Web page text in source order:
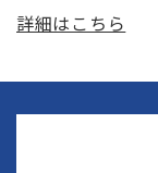
詳細はこちら